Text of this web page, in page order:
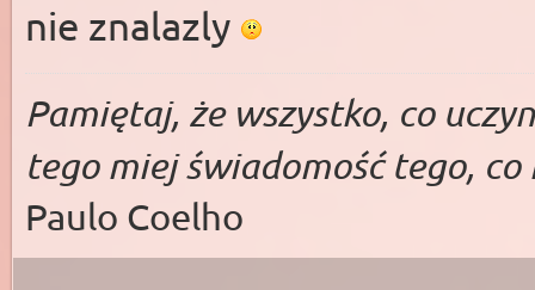
nie znalazly
Pa­miętaj, że wszys­tko, co
tego miej świado­mość te­go, co
Paulo Coelho